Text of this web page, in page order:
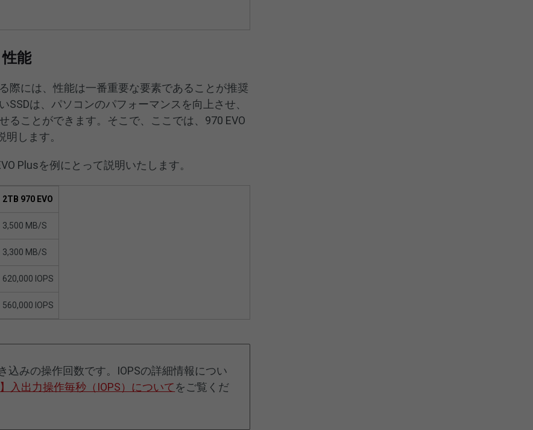
能
際には、性能は一番重要な要素であることが推奨
SSDは、パソコンのパフォーマンスを向上させ、
ることができます。そこで、ここでは、970 EVO
します。
Plusを例にとって説明いたします。
2TB 970 EVO
3,500 MB/S
3,300 MB/S
620,000 IOPS
560,000 IOPS
込みの操作回数です。IOPSの詳細情報につい
】入出力操作毎秒（IOPS）についてをご覧くだ